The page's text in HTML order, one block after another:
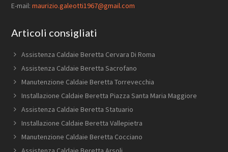
E-mail:maurizio.galeotti1967@gmail.com
Articoli consigliati
Assistenza Caldaie Beretta Cervara Di Roma
Assistenza Caldaie Beretta Sacrofano
Manutenzione Caldaie Beretta Torrevecchia
Installazione Caldaie Beretta Piazza Santa Maria Maggiore
Assistenza Caldaie Beretta Statuario
Installazione Caldaie Beretta Vallepietra
Manutenzione Caldaie Beretta Cocciano